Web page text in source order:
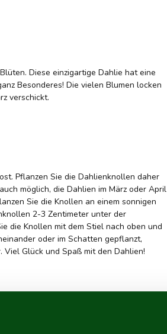
Diese einzigartige Dahlie hat eine
Besonderes! Die vielen Blumen locken
verschickt.
Pflanzen Sie die Dahlienknollen daher
möglich, die Dahlien im März oder April
Sie die Knollen an einem sonnigen
2-3 Zentimeter unter der
die Knollen mit dem Stiel nach oben und
oder im Schatten gepflanzt,
Glück und Spaß mit den Dahlien!